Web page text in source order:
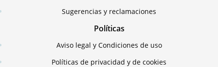
Sugerencias y reclamaciones
Políticas
Aviso legal y Condiciones de uso
Políticas de privacidad y de cookies